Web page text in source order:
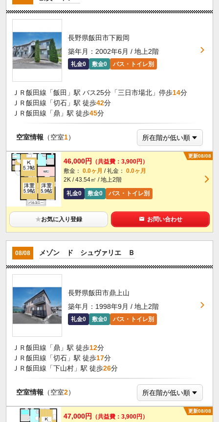
長野県飯田市下殿岡
築年月：2002年6月 / 地上2階
礼金0 敷金0 バス・トイレ別
ＪＲ飯田線「飯田」駅 バス25分「三日市場北」停歩14分
ＪＲ飯田線「切石」駅 徒歩42分
ＪＲ飯田線「鼎」駅 徒歩45分
空室情報 （空室1）
更新08/08
46,000円
（共益費：3,900円）
敷金： 0.0ヶ月 / 礼金： 0.0ヶ月
2K / 43.54㎡ / 地上2階
礼金0
敷金0 バス・トイレ別
★お気に入り登録 お問い合わせ
08/08 メゾン ド シュヴァリエ Ｂ
長野県飯田市鼎上山
築年月：1998年9月 / 地上2階
礼金0 敷金0 バス・トイレ別
ＪＲ飯田線「鼎」駅 徒歩12分
ＪＲ飯田線「切石」駅 徒歩17分
ＪＲ飯田線「下山村」駅 徒歩26分
空室情報 （空室2）
更新08/08
47,000円
（共益費：3,900円）